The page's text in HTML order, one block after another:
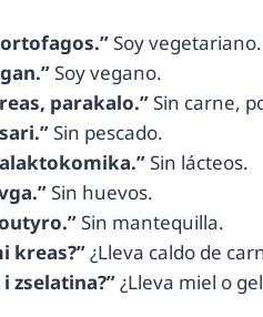
Soy vegetariano.
Soy vegano.
parakalo.”Sin carne,
Sin pescado.
Sin lácteos.
Sin huevos.
Sin mantequilla.
kreas?”¿Lleva caldo de
zselatina?”¿Lleva miel o